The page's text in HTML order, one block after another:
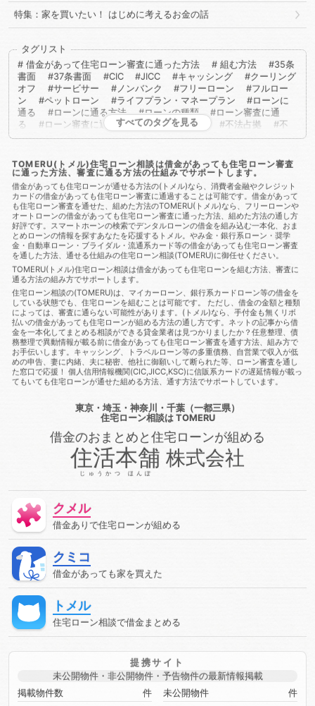
特集：家を買いたい！ はじめに考えるお金の話
タグリスト
借金があって住宅ローン審査に通った方法
組む方法
35条
書面
37条書面 CIC JICC キャッシング
クーリング
オフ
サービサー ノンバンク フリーローン
フルロー
ン
ペットローン ライフプラン・マネープラン
ローンに
通る
ローンに通る方法 ローンの種類
ローン審査に通
る
ローン審査に通る方法 不動産取得税 不法占拠
不
法行為
二重譲渡 介護保険 代物弁済 代理人
代襲相
域
住宅ローン 住宅ローンに通る
住宅ローンに通る方
法
住宅ローンを組む 住宅ローン商品
住宅ローン審査
住宅ローン審査に通る
住宅ローン審査に通る方法
住宅ロー
ン相談
住宅購入 使用者責任 使用貸借 保佐人
個人
信用情報
個人民事再生 借地借家法 借地権 借金
借
金あってもローンに通る
借金あってもローンに通る方法
借
金あってもローン審査に通る
借金あってもローン審査に通る方
法
借金あっても住宅ローンに通る
借金あっても住宅ローン
に通る方法
借金あっても住宅ローン審査に通る
借金あって
も住宅ローン審査に通る方法
借金あっても審査に通った
借
金あっても審査に通る
借金あっても審査に通る方法
っても通る
借金あっても通る方法
借金があってもローンに
通る
借金があってもローンに通る方法
借金があってもロー
ン審査に通る
借金があってもローン審査に通る方法
借金が
あっても住宅ローンに通る
借金があっても住宅ローンに通る方
法
借金があっても住宅ローン審査に通る
借金があっても住
宅ローン審査に通る方法
借金があっても住宅ローン審査に通る
方法
借金があっても住宅ローン審査に通過することは可能
借金があっても審査に通る
借金があっても審査に通る
借金
があっても審査に通る方法
借金があっても組む方法
借金が
借金があっても通る
借金があっても通る方
借金があってローンに通る
借金があってローン審査に通
借金があってローン審査に通る方法
借金があって住宅ロ
ーンに通る
借金があって住宅ローンに通る方法
借金があっ
て住宅ローン審査に通る
借金があって住宅ローン審査に通る方
借金があって審査に通る
借金があって審査に通る方法
借金があって通る
停止条件
書遺言
公示価格
便
再生 再調達価額 出納
利率
制度 労災保険 動産
厚生年金保険
収益還元法
取引
意解除
合筆登記 同時履行
利
国民年金 土地 売買
容積率
審査に通った方法
専有部分
建ぺい率 建物 建物買取請求権
建築基準法
建築確認 弁済 弁護士
留保
意思無能力者 成年後見人 手付 手形
批准価
格
抗弁 抗弁権 抵当権 担保 担保権 援用
損
敷地、防火、衛生、
根抵当権 検索の抗弁権 構造 構造計算
権利義
務
民事保全 民事執行手続 民事執行法
決算書
法令 法律 法律行為 消滅 消滅時効 清
すべてのタグを見る
TOMERU(トメル)住宅ローン相談は借金があっても住宅ローン審査
に通った方法、審査に通る方法の仕組みでサポートします。
借金があっても住宅ローンが通せる方法の(トメル)なら、消費者金融やクレジット
カードの借金があっても住宅ローン審査に通過することは可能です。借金があって
も住宅ローン審査を通せた、組めた方法のTOMERU(トメル)なら、フリーローンや
オートローンの借金があっても住宅ローン審査に通った方法、組めた方法の通し方
好評です。スマートホーンの検索でデンタルローンの借金を組み込む一本化、おま
とめローンの情報を探すあなたを応援するトメル。やみ金・銀行系ローン・奨学
金・自動車ローン・ブライダル・流通系カード等の借金があっても住宅ローン審査
を通した方法、通せる仕組みの住宅ローン相談(TOMERU)に御任せください。
TOMERU(トメル)住宅ローン相談は借金があっても住宅ローンを組む方法、審査に
通る方法の組み方でサポートします。
住宅ローン相談の(TOMERU)は、マイカーローン、銀行系カードローン等の借金を
している状態でも、住宅ローンを組むことは可能です。 ただし、借金の金額と種類
によっては、審査に通らない可能性があります。(トメル)なら、手付金も無くリボ
払いの借金があっても住宅ローンが組める方法の通し方です。ネットの記事から借
金を一本化してまとめる相談ができる貸金業者は見つかりましたか？任意整理、債
務整理で異動情報が載る前に借金があっても住宅ローン審査を通す方法、組み方で
お手伝いします。キャッシング、トラベルローン等の多重債務、自営業で収入が低
めの申告、妻に内緒、夫に秘密、他社に御願いして断られた等、ローン審査を通し
た窓口で応援！ 個人信用情報機関(CIC,JICC,KSC)に信販系カードの遅延情報が載っ
てもいても住宅ローンが通せた組める方法、通す方法でサポートしています。
東京・埼玉・神奈川・千葉（一都三県）
住宅ローン相談は TOMERU
借金のおまとめと住宅ローンが組める
住活本舗
じゅうかつ ほんぽ
株式会社
クメル
借金ありで住宅ローンが組める
クミコ
借金があっても家を買えた
トメル
住宅ローン相談で借金まとめる
提携サイト
未公開物件・非公開物件・予告物件の最新情報掲載
掲載物件数
件 未公開物件 件